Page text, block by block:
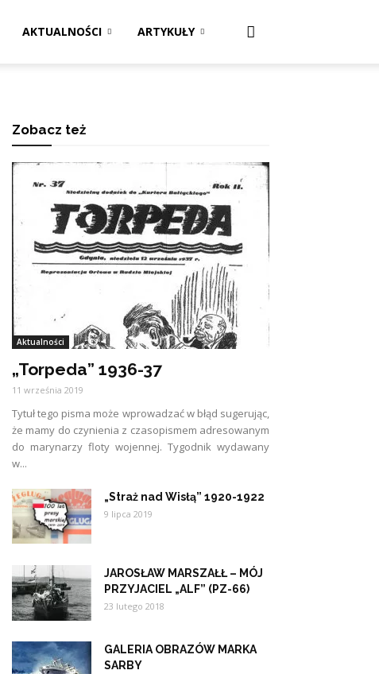
AKTUALNOŚCI ARTYKUŁY
Zobacz też
Aktualności
„Torpeda” 1936-37
11 września 2019
Tytuł tego pisma może wprowadzać w błąd sugerując,
że mamy do czynienia z czasopismem adresowanym
do marynarzy floty wojennej. Tygodnik wydawany
w...
„Straż nad Wisłą” 1920-1922
9 lipca 2019
JAROSŁAW MARSZAŁŁ – MÓJ
PRZYJACIEL „ALF” (PZ-66)
23 lutego 2018
GALERIA OBRAZÓW MARKA
SARBY